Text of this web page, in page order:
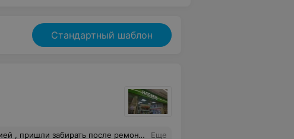
Стандартный шаблон
того чтобы дать нам заявление она сказала ,я не делала ни чего, то есть я с маленькими детьми должна стоять целый час, и смотреть на недовольство работника.когда я пришла спустя 2 дня мне это заявление сразу же дали, но не в той форме которое должно быть.и теперь мне заново придётся бегать и просить чтобы дали правильное заявление. Еще